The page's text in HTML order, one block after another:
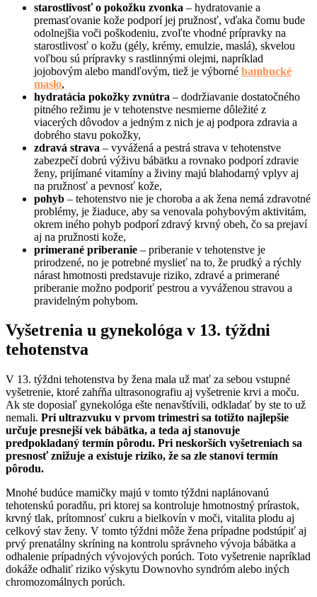
starostlivosť o pokožku zvonka – hydratovanie a
premasťovanie kože podporí jej pružnosť, vďaka čomu bude
odolnejšia voči poškodeniu, zvoľte vhodné prípravky na
starostlivosť o kožu (gély, krémy, emulzie, maslá), skvelou
voľbou sú prípravky s rastlinnými olejmi, napríklad
jojobovým alebo mandľovým, tiež je výborné bambucké
maslo,
hydratácia pokožky zvnútra – dodržiavanie dostatočného
pitného režimu je v tehotenstve nesmierne dôležité z
viacerých dôvodov a jedným z nich je aj podpora zdravia a
dobrého stavu pokožky,
zdravá strava – vyvážená a pestrá strava v tehotenstve
zabezpečí dobrú výživu bábätku a rovnako podporí zdravie
ženy, prijímané vitamíny a živiny majú blahodarný vplyv aj
na pružnosť a pevnosť kože,
pohyb – tehotenstvo nie je choroba a ak žena nemá zdravotné
problémy, je žiaduce, aby sa venovala pohybovým aktivitám,
okrem iného pohyb podporí zdravý krvný obeh, čo sa prejaví
aj na pružnosti kože,
primerané priberanie – priberanie v tehotenstve je
prirodzené, no je potrebné myslieť na to, že prudký a rýchly
nárast hmotnosti predstavuje riziko, zdravé a primerané
priberanie možno podporiť pestrou a vyváženou stravou a
pravidelným pohybom.
Vyšetrenia u gynekológa v 13. týždni
tehotenstva
V 13. týždni tehotenstva by žena mala už mať za sebou vstupné
vyšetrenie, ktoré zahŕňa ultrasonografiu aj vyšetrenie krvi a moču.
Ak ste doposiaľ gynekológa ešte nenavštívili, odkladať by ste to už
nemali. Pri ultrazvuku v prvom trimestri sa totižto najlepšie
určuje presnejší vek bábätka, a teda aj stanovuje
predpokladaný termín pôrodu. Pri neskorších vyšetreniach sa
presnosť znižuje a existuje riziko, že sa zle stanoví termín
pôrodu.
Mnohé budúce mamičky majú v tomto týždni naplánovanú
tehotenskú poradňu, pri ktorej sa kontroluje hmotnostný prírastok,
krvný tlak, prítomnosť cukru a bielkovín v moči, vitalita plodu aj
celkový stav ženy. V tomto týždni môže žena prípadne podstúpiť aj
prvý prenatálny skríning na kontrolu správneho vývoja bábätka a
odhalenie prípadných vývojových porúch. Toto vyšetrenie napríklad
dokáže odhaliť riziko výskytu Downovho syndróm alebo iných
chromozomálnych porúch.